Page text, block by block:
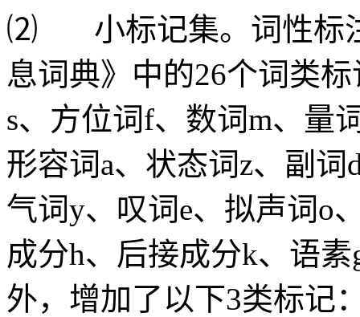
⑵ 小标记集。词性标注
息词典》中的26个词类
s、方位词f、数词m、量
形容词a、状态词z、副
气词y、叹词e、拟声词o
成分h、后接成分k、语
外，增加了以下3类标记